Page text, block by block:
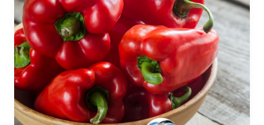
емоционално
изучаване
в
учебна
среда
и
семейството